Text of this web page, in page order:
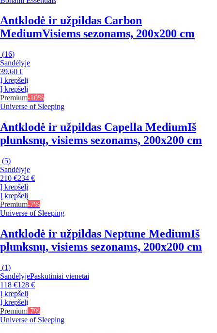
Antklodė ir užpildas Carbon
MediumVisiems sezonams, 200x200 cm
(16)
Sandėlyje
39,60 €
Į krepšelį
Į krepšelį
Premium-10%
Universe of Sleeping
Antklodė ir užpildas Capella MediumIš
plunksnų, visiems sezonams, 200x200 cm
(5)
Sandėlyje
210 €234 €
Į krepšelį
Į krepšelį
Premium-7%
Universe of Sleeping
Antklodė ir užpildas Neptune MediumIš
plunksnų, visiems sezonams, 200x200 cm
(1)
SandėlyjePaskutiniai vienetai
118 €128 €
Į krepšelį
Į krepšelį
Premium-7%
Universe of Sleeping